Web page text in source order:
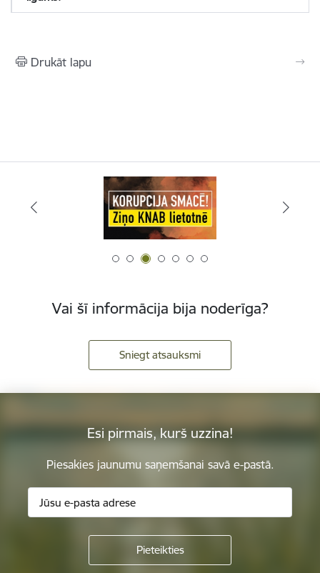
Drukāt lapu
Vai šī informācija bija noderīga?
Sniegt atsauksmi
Esi pirmais, kurš uzzina!
Piesakies jaunumu saņemšanai savā e-pastā.